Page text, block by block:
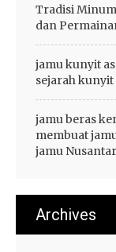
Tradisi
dan
jamu kunyit
sejarah kunyit
jamu beras
membuat
jamu
Archives